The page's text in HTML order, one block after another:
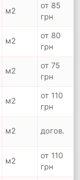
м2
от 85
грн
м2
от 80
грн
м2
от 75
грн
м2
от 110
грн
м2 догов.
м2
от 110
грн